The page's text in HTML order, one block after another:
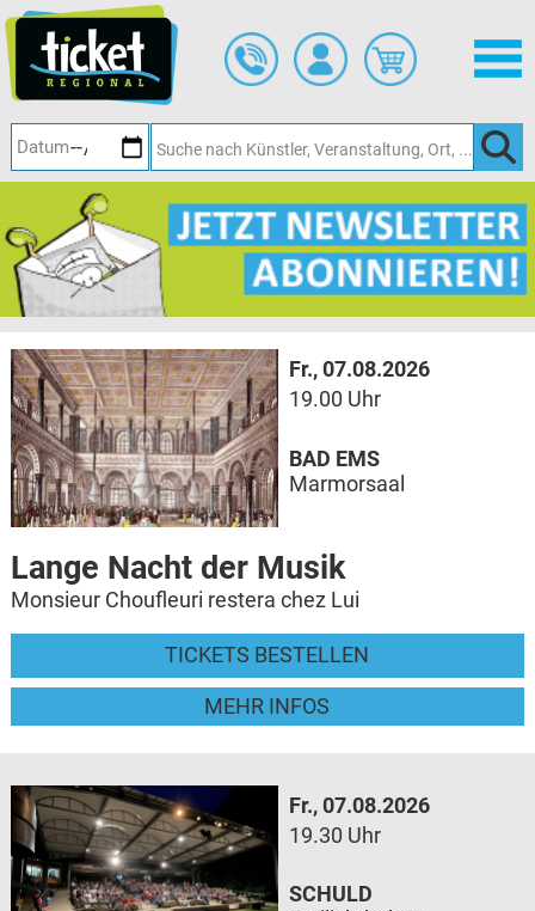
Hauptinhalt
springen
Fr., 07.08.2026
19.00 Uhr
Lange Nacht der Musik
Monsieur Choufleuri restera chez Lui
TICKETS BESTELLEN
MEHR INFOS
BAD EMS
Marmorsaal
Fr., 07.08.2026
19.30 Uhr
SCHULD